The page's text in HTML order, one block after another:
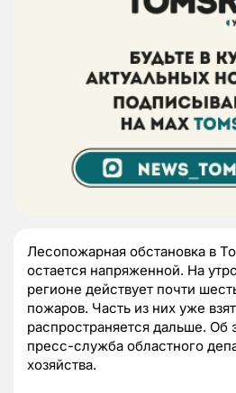
Лесопожарная обстановка в
остается напряженной. На
регионе действует почти
пожаров. Часть из них уже
распространяется дальше. Об
пресс-служба областного
хозяйства.